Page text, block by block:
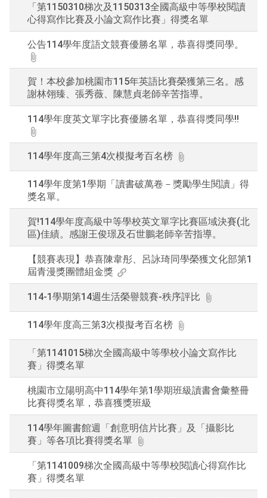
「第1150310梯次及1150313全國高級中等學校閱讀
心得寫作比賽及小論文寫作比賽」得獎名單
公告114學年度語文競賽優勝名單，恭喜得獎同學。
賀！本校參加桃園市115年英語比賽榮獲第三名。感
謝林翎臻、張秀薇、陳慧貞老師辛苦指導。
114學年度英文單字比賽優勝名單，恭喜得獎同學!!
114學年度高三第4次模擬考百名榜
114學年度第1學期「讀書破萬卷－獎勵學生閱讀」得
獎名單。
賀!114學年度高級中等學校英文單字比賽區域決賽(北
區)佳績。感謝王俊璟及石世鵬老師辛苦指導。
【競賽表現】恭喜陳韋彤、呂詠琦同學榮獲文化部第1
屆青漫獎團體組金獎
114-1學期第14週生活榮譽競賽-秩序評比
114學年度高三第3次模擬考百名榜
「第1141015梯次全國高級中等學校小論文寫作比
賽」得獎名單
桃園市立陽明高中114學年第1學期班級讀書會彙整冊
比賽得獎名單，恭喜獲獎班級
114學年圖書館週「創意明信片比賽」及「攝影比
賽」等各項比賽得獎名單
「第1141009梯次全國高級中等學校閱讀心得寫作比
賽」得獎名單